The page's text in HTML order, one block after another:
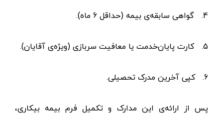
4. گواهی سابقه‌ی بیمه (حداقل 6 ماه).
5. کارت پایان‌خدمت یا معافیت سربازی (ویژه‌ی آقایان).
6. کپی آخرین مدرک تحصیلی.
پس از ارائه‌ی این مدارک و تکمیل فرم بیمه بیکاری،